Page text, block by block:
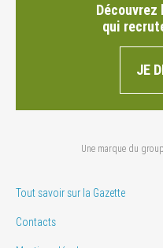
qui
JE
Une marque du
Tout savoir sur la Gazette
Contacts